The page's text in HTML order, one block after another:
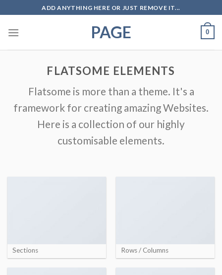
to
content
ADD ANYTHING HERE OR JUST REMOVE IT...
PAGE 0
FLATSOME ELEMENTS
Flatsome is more than a theme. It's a
framework for creating amazing Websites.
Here is a collection of our highly
customisable elements.
Sections Rows / Columns